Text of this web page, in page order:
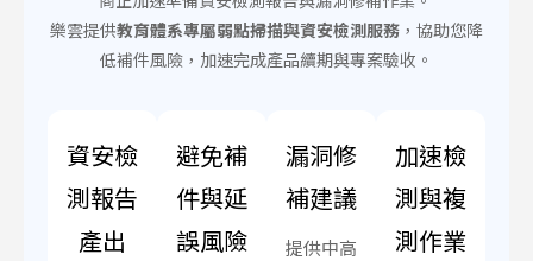
樂雲提供教育體系專屬弱點掃描與資安檢測服務 ，協助您降
低補件風險，加速完成產品續期與專案驗收。
資安檢
測報告
產出
避免補
件與延
誤風險
漏洞修
補建議
提供中高
加速檢
測與複
測作業